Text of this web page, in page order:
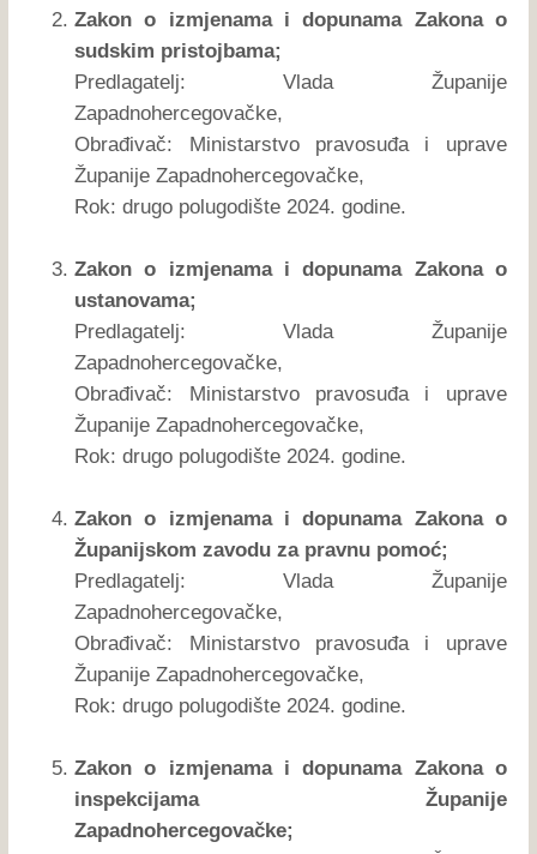
Zakon o izmjenama i dopunama Zakona o
sudskim pristojbama;
Predlagatelj: Vlada Županije
Zapadnohercegovačke,
Obrađivač: Ministarstvo pravosuđa i uprave
Županije Zapadnohercegovačke,
Rok: drugo polugodište 2024. godine.
Zakon o izmjenama i dopunama Zakona o
ustanovama;
Predlagatelj: Vlada Županije
Zapadnohercegovačke,
Obrađivač: Ministarstvo pravosuđa i uprave
Županije Zapadnohercegovačke,
Rok: drugo polugodište 2024. godine.
Zakon o izmjenama i dopunama Zakona o
Županijskom zavodu za pravnu pomoć;
Predlagatelj: Vlada Županije
Zapadnohercegovačke,
Obrađivač: Ministarstvo pravosuđa i uprave
Županije Zapadnohercegovačke,
Rok: drugo polugodište 2024. godine.
Zakon o izmjenama i dopunama Zakona o
inspekcijama Županije
Zapadnohercegovačke;